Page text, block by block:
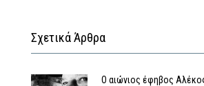
Σχετικά Άρθρα
Ο αιώνιος έφηβος